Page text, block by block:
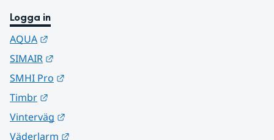
Logga in
AQUA
SIMAIR
SMHI Pro
Timbr
Vinterväg
Väderlarm